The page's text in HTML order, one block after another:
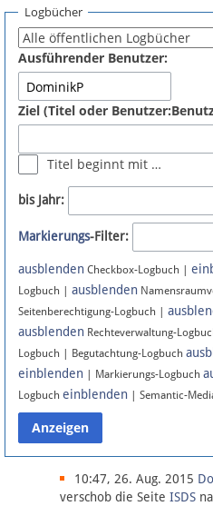
Fördermitglied werden
Fehler melden
Newsletter
Bluesky
Facebook
Instagram
Anmelden
Datenschutz
Über Lobbypedia
Logbücher
Ausführender Benutzer:
Ziel (Titel oder
Titel beginnt mit …
bis Jahr:
Markierungs-Filter:
ausblenden Checkbox-Logbuch |
Logbuch | ausblenden
Seitenberechtigung-Logbuch |
ausblenden Rechteverwaltung-
Logbuch | Begutachtung-Logbuch
einblenden | Markierungs-Logbuch
Logbuch einblenden | Semantic-
10:47, 26. Aug. 2015
verschob die Seite ISDS